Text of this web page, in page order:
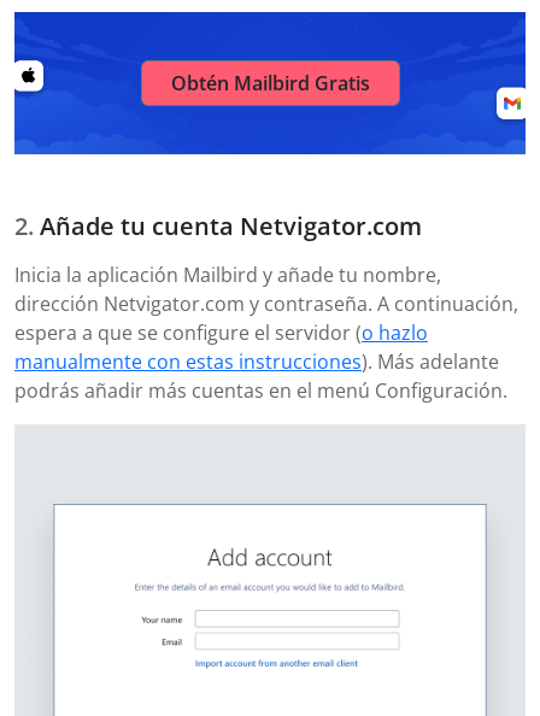
Obtén Mailbird Gratis
Añade tu cuenta Netvigator.com
Inicia la aplicación Mailbird y añade tu nombre,
dirección Netvigator.com y contraseña. A continuación,
espera a que se configure el servidor (o hazlo
manualmente con estas instrucciones). Más adelante
podrás añadir más cuentas en el menú Configuración.